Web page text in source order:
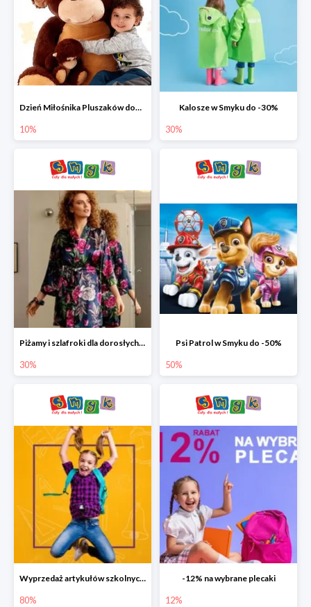
Dzień Miłośnika Pluszaków dodatkowy rabat -10%
10%
Kalosze w Smyku do -30%
30%
Piżamy i szlafroki dla dorosłych w Smyku do -30%
30%
Psi Patrol w Smyku do -50%
50%
Wyprzedaż artykułów szkolnych w Smyku do -80%
80%
-12% na wybrane plecaki
12%